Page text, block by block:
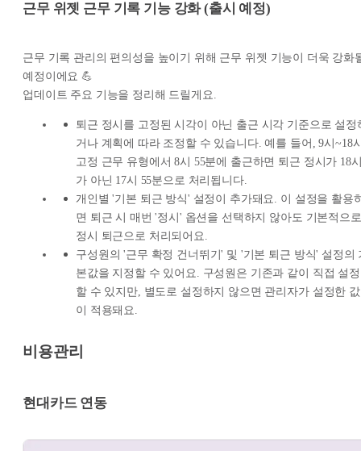
근무 위젯 근무 기록 기능 강화 (출시 예정)
근무 기록 관리의 편의성을 높이기 위해 근무 위젯 기능이 더욱 강화
예정이에요 💪
업데이트 주요 기능을 정리해 드릴게요.
퇴근 정시를 고정된 시각이 아닌 출근 시각 기준으로 설정
거나 계획에 따라 조정할 수 있습니다. 예를 들어, 9시~18
고정 근무 유형에서 8시 55분에 출근하면 퇴근 정시가 18
가 아닌 17시 55분으로 처리됩니다.
개인별 '기본 퇴근 방식' 설정이 추가돼요. 이 설정을 활용
면 퇴근 시 매번 '정시' 옵션을 선택하지 않아도 기본적으로
정시 퇴근으로 처리되어요.
구성원의 '근무 확정 건너뛰기' 및 '기본 퇴근 방식' 설정의
본값을 지정할 수 있어요. 구성원은 기존과 같이 직접 설정
할 수 있지만, 별도로 설정하지 않으면 관리자가 설정한 값
이 적용돼요.
비용관리
현대카드 연동